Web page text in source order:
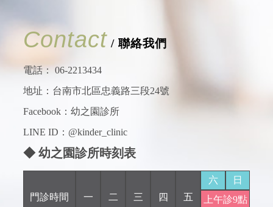
Contact / 聯絡我們
電話：
06-2213434
地址：台南市北區忠義路三段24號
Facebook： 幼之園診所
LINE ID：@kinder_clinic
◆ 幼之園診所時刻表
門診時間 一 二 三 四 五
六
日
上午診9點